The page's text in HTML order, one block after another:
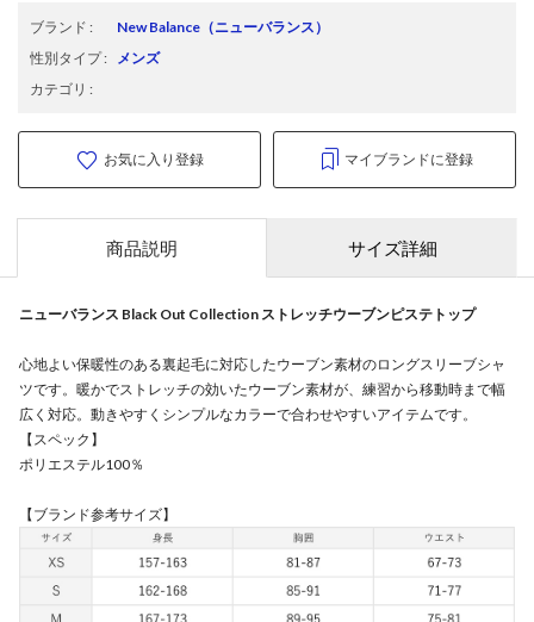
ブランド : New Balance （ニューバランス）
性別タイプ: メンズ
カテゴリ :
お気に入り登録 マイブランドに登録
商品説明 サイズ詳細
ニューバランス Black Out Collection ストレッチウーブンピステトップ
心地よい保暖性のある裏起毛に対応したウーブン素材のロングスリーブシャ
ツです。暖かでストレッチの効いたウーブン素材が、練習から移動時まで幅
広く対応。動きやすくシンプルなカラーで合わせやすいアイテムです。
【スペック】
ポリエステル100％
【ブランド参考サイズ】